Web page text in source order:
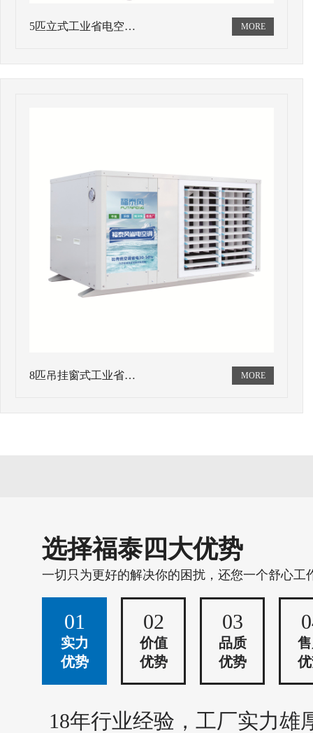
5匹立式工业省电空…
8匹吊挂窗式工业省…
选择福泰四大优势
一切只为更好的解决你的困扰，还您一个舒心工
01
实力
优势
02
价值
优势
03
品质
优势
18年行业经验，工厂实力雄